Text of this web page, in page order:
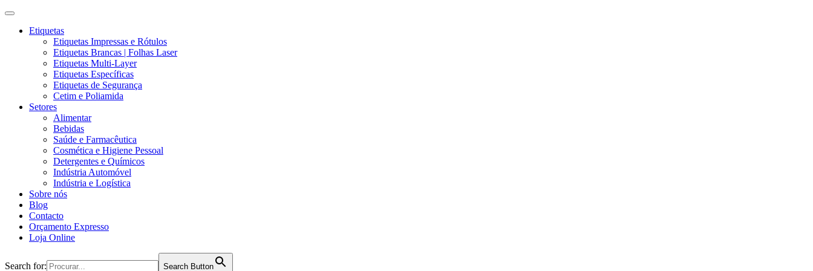
Etiquetas
Etiquetas Impressas e Rótulos
Etiquetas Brancas | Folhas Laser
Etiquetas Multi-Layer
Etiquetas Específicas
Etiquetas de Segurança
Cetim e Poliamida
Setores
Alimentar
Bebidas
Saúde e Farmacêutica
Cosmética e Higiene Pessoal
Detergentes e Químicos
Indústria Automóvel
Indústria e Logística
Sobre nós
Blog
Contacto
Orçamento Expresso
Loja Online
Search for: Search Button